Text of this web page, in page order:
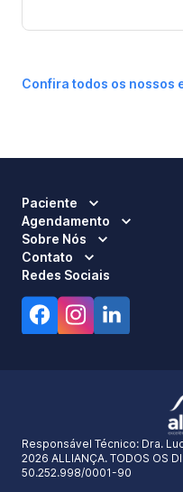
Confira todos os nossos
Paciente
Agendamento
Sobre Nós
Contato
Redes Sociais
Responsável Técnico: Dra.
2026 ALLIANÇA. TODOS OS
50.252.998/0001-90